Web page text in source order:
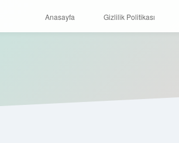
Anasayfa Gizlilik Politikası